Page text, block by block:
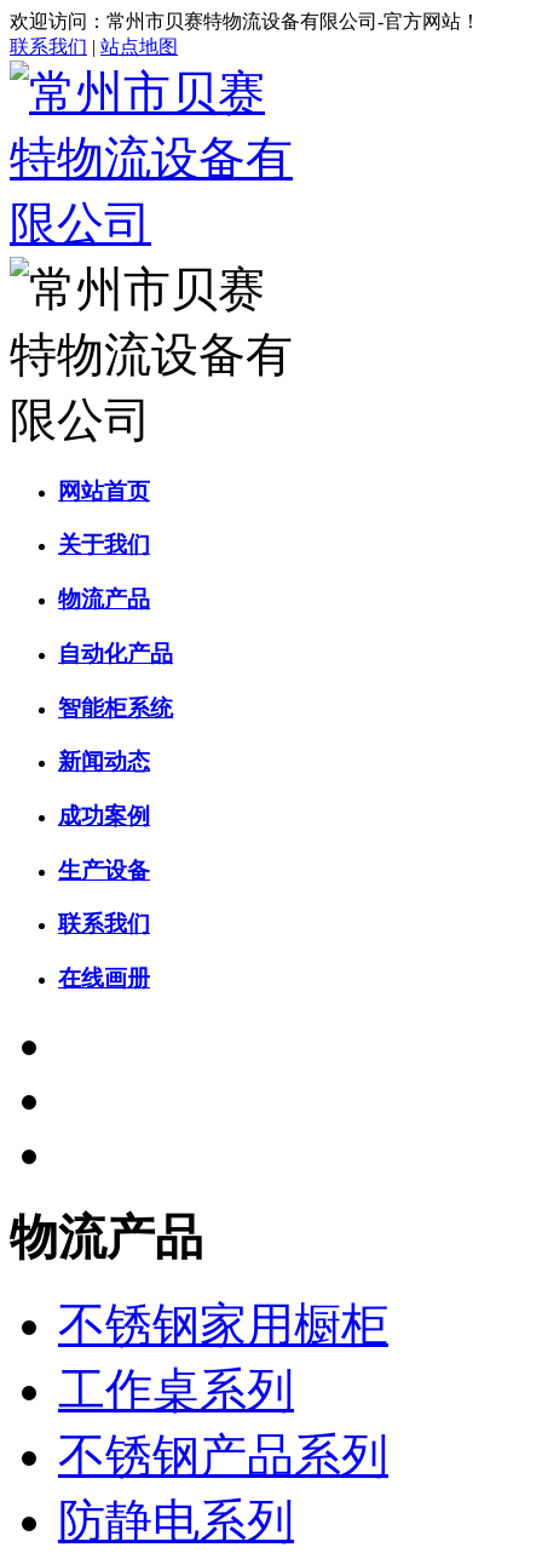
欢迎访问：常州市贝赛特物流设备有限公司-官方网站！
联系我们 | 站点地图
网站首页
关于我们
物流产品
自动化产品
智能柜系统
新闻动态
成功案例
生产设备
联系我们
在线画册
物流产品
不锈钢家用橱柜
工作桌系列
不锈钢产品系列
防静电系列